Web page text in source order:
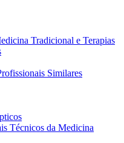
Tradicional e Terapias
Similares
Técnicos da Medicina